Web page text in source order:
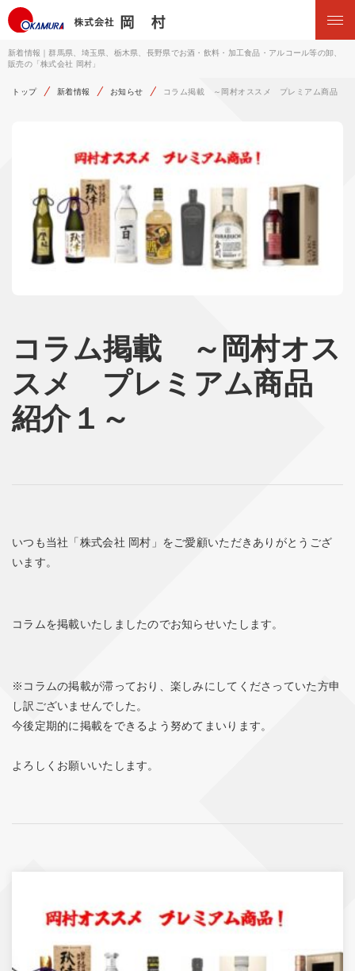
新着情報｜群馬県、埼玉県、栃木県、長野県でお酒・飲料・加工食品・アルコール等の卸、
販売の「株式会社 岡村」
トップ 新着情報 お知らせ コラム掲載 ～岡村オススメ プレミアム商品 紹
コラム掲載 ～岡村オス
スメ プレミアム商品
紹介１～
いつも当社「株式会社 岡村」をご愛顧いただきありがとうござ
います。
コラムを掲載いたしましたのでお知らせいたします。
※コラムの掲載が滞っており、楽しみにしてくださっていた方申
し訳ございませんでした。
今後定期的に掲載をできるよう努めてまいります。
よろしくお願いいたします。